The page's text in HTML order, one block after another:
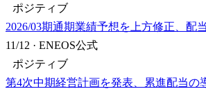
ポジティブ
2026/03期通期業績予想を上方修正、配
11/12 · ENEOS公式
ポジティブ
第4次中期経営計画を発表、累進配当の